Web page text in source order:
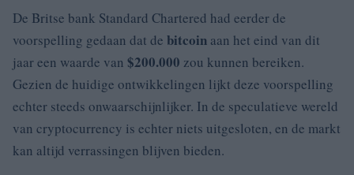
De Britse bank Standard Chartered had eerder de
voorspelling gedaan dat de bitcoin aan het eind van dit
jaar een waarde van $200.000 zou kunnen bereiken.
Gezien de huidige ontwikkelingen lijkt deze voorspelling
echter steeds onwaarschijnlijker. In de speculatieve wereld
van cryptocurrency is echter niets uitgesloten, en de markt
kan altijd verrassingen blijven bieden.